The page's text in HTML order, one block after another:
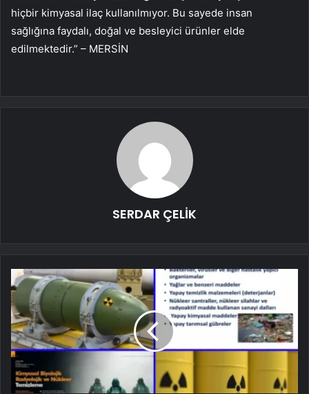
hiçbir kimyasal ilaç kullanılmıyor. Bu sayede insan
sağlığına faydalı, doğal ve besleyici ürünler elde
edilmektedir.” – MERSİN
SERDAR ÇELİK